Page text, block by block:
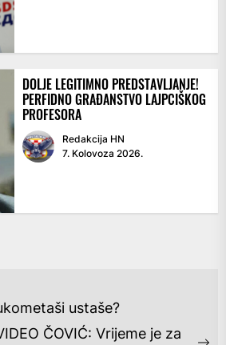
DOLJE LEGITIMNO PREDSTAVLJANJE!
PERFIDNO GRAĐANSTVO LAJPCIŠKOG
PROFESORA
Redakcija HN
7. Kolovoza 2026.
ustaše?
ČOVIĆ: Vrijeme je za